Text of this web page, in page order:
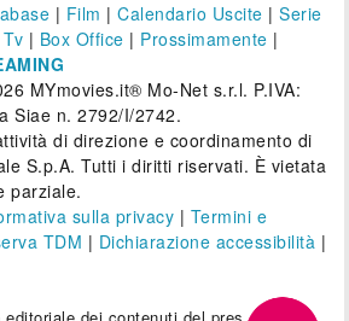
| Film |Calendario Uscite |Serie
| Box Office | Prossimamente |
MYmovies.it® Mo-Net s.r.l. P.IVA:
Siae n. 2792/I/2742.
di direzione e coordinamento di
S.p.A. Tutti i diritti riservati. È vietata
parziale.
sulla privacy | Termini e
TDM | Dichiarazione accessibilità |